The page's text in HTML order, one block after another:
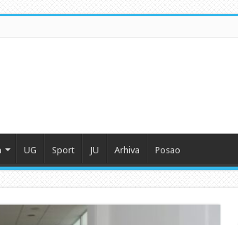
UG Sport JU Arhiva Posao